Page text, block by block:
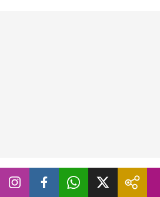
Proprio mentre era all’Isola dei
Sainatoaveva parlato della sua